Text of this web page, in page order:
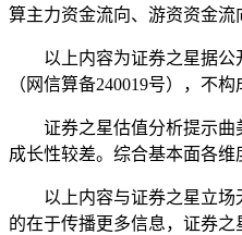
算主力资金流向、游资资金流
以上内容为证券之星据公
（网信算备240019号），不构
证券之星估值分析提示曲
成长性较差。综合基本面各
以上内容与证券之星立场
的在于传播更多信息，证券